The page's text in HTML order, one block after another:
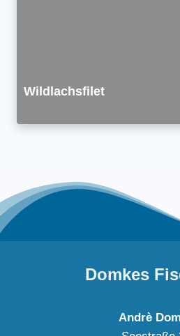
Wildlachsfilet
Domkes
Andrè